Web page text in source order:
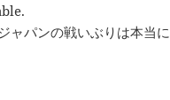
ャパンの戦いぶりは本当